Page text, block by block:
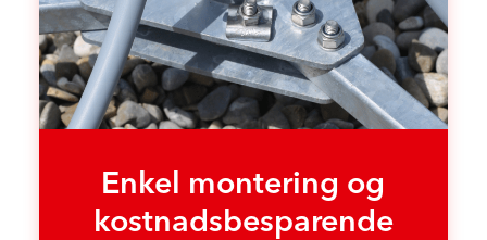
Enkel montering og
kostnads­besparende